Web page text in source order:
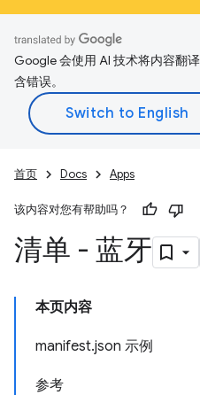
Google 会使用 AI 技术将内容翻
含错误。
首页 Docs Apps
该内容对您有帮助吗？
清单 - 蓝牙
本页内容
manifest.json 示例
参考